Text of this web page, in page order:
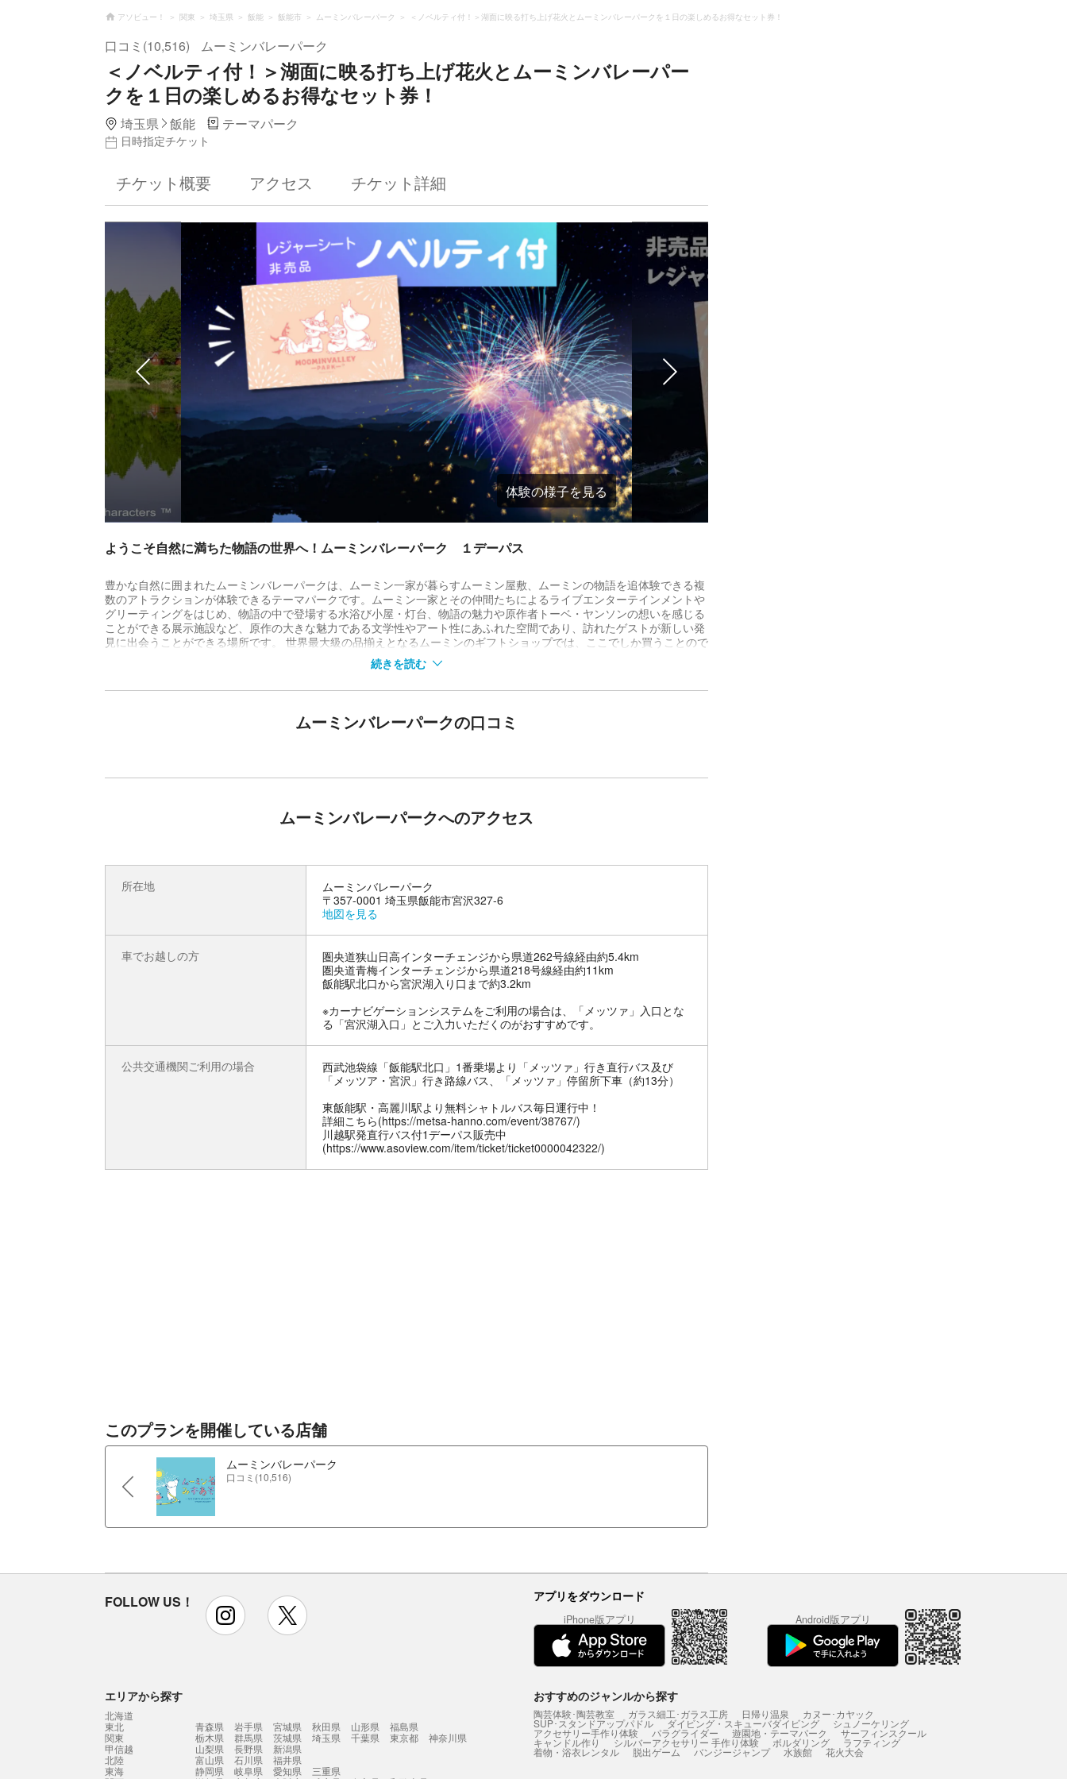
アソビュー！ 関東 埼玉県 飯能 飯能市 ムーミンバレーパーク ＜ノベルティ付！＞湖面に映る打ち上げ花火とムーミンバレーパークを１日の楽しめるお得なセット券！
口コミ(10,516) ムーミンバレーパーク
＜ノベルティ付！＞湖面に映る打ち上げ花火とムーミンバレーパー
クを１日の楽しめるお得なセット券！
埼玉県 飯能 テーマパーク
日時指定チケット
チケット概要 アクセス チケット詳細
体験の様子を見る
ようこそ自然に満ちた物語の世界へ！ムーミンバレーパーク １デーパス
豊かな自然に囲まれたムーミンバレーパークは、ムーミン一家が暮らすムーミン屋敷、ムーミンの物語を追体験できる複
数のアトラクションが体験できるテーマパークです。ムーミン一家とその仲間たちによるライブエンターテインメントや
グリーティングをはじめ、物語の中で登場する水浴び小屋・灯台、物語の魅力や原作者トーベ・ヤンソンの想いを感じる
ことができる展示施設など、原作の大きな魅力である文学性やアート性にあふれた空間であり、訪れたゲストが新しい発
見に出会うことができる場所です。 世界最大級の品揃えとなるムーミンのギフトショップでは、ここでしか買うことので
きない多くのオリジナルグッズが並び、レストランでは、北欧とムーミンの世界観を融合したオリジナルメニューを楽し
＼北欧各国の大使館おすすめミュージックで楽しむ湖畔の花火！／
北欧各国の言葉で歌われている伝統的な民族音楽やポップスを含む現代音楽など本国でも人気の音楽と一緒に、夜空と湖
https://metsa-hanno.com/event/45523/
https://metsa-hanno.com/event/46459/
続きを読む
ムーミンバレーパークの口コミ
ムーミンバレーパークへのアクセス
所在地
ムーミンバレーパーク
〒357-0001 埼玉県飯能市宮沢327-6
地図を見る
車でお越しの方
圏央道狭山日高インターチェンジから県道262号線経由約5.4km
圏央道青梅インターチェンジから県道218号線経由約11km
飯能駅北口から宮沢湖入り口まで約3.2km
※カーナビゲーションシステムをご利用の場合は、「メッツァ」入口とな
る「宮沢湖入口」とご入力いただくのがおすすめです。
公共交通機関ご利用の場合
西武池袋線「飯能駅北口」1番乗場より「メッツァ」行き直行バス及び
「メッツア・宮沢」行き路線バス、「メッツァ」停留所下車（約13分）
東飯能駅・高麗川駅より無料シャトルバス毎日運行中！
詳細こちら(https://metsa-hanno.com/event/38767/)
川越駅発直行バス付1デーパス販売中
(https://www.asoview.com/item/ticket/ticket0000042322/)
このプランを開催している店舗
ムーミンバレーパーク
口コミ(10,516)
FOLLOW US！ instagram アプリをダウンロード
iPhone版アプリ Android版アプリ
エリアから探す
北海道
東北
青森県 岩手県 宮城県 秋田県 山形県
福島県
関東
栃木県 群馬県 茨城県 埼玉県 千葉県 東京都
神奈川県
甲信越
山梨県 長野県
新潟県
北陸
富山県 石川県
福井県
東海
静岡県 岐阜県 愛知県
三重県
おすすめのジャンルから探す
陶芸体験･陶芸教室 ガラス細工･ガラス工房 日帰り温泉 カヌー･カヤック
SUP･スタンドアップパドル ダイビング・スキューバダイビング シュノーケリング
アクセサリー手作り体験 パラグライダー 遊園地・テーマパーク サーフィンスクール
キャンドル作り シルバーアクセサリー 手作り体験 ボルダリング ラフティング
着物・浴衣レンタル 脱出ゲーム バンジージャンプ 水族館 花火大会